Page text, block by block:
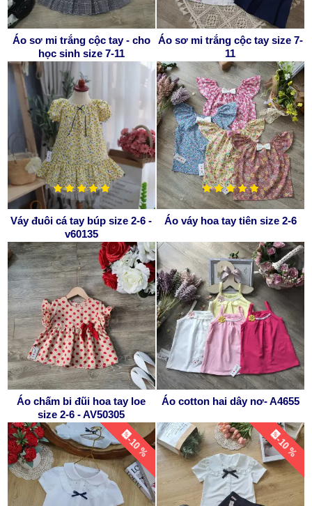
Áo sơ mi trắng cộc tay - cho
học sinh size 7-11
Áo sơ mi trắng cộc tay size 7-
11
Váy đuôi cá tay búp size 2-6 -
v60135
Áo váy hoa tay tiên size 2-6
Áo chấm bi đũi hoa tay loe
size 2-6 - AV50305
Áo cotton hai dây nơ- A4655
-10 % -10 %